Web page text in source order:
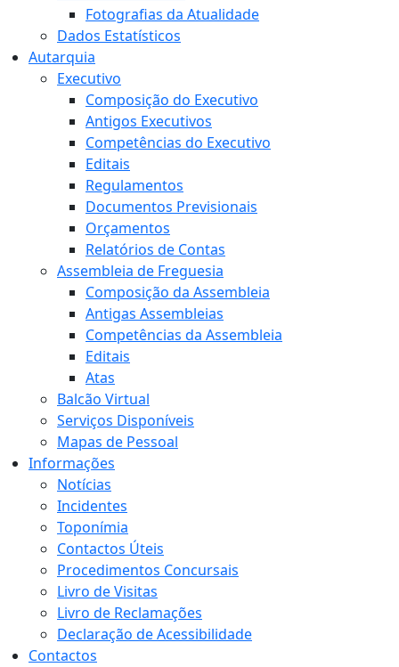
Fotografias da Atualidade
Dados Estatísticos
Autarquia
Executivo
Composição do Executivo
Antigos Executivos
Competências do Executivo
Editais
Regulamentos
Documentos Previsionais
Orçamentos
Relatórios de Contas
Assembleia de Freguesia
Composição da Assembleia
Antigas Assembleias
Competências da Assembleia
Editais
Atas
Balcão Virtual
Serviços Disponíveis
Mapas de Pessoal
Informações
Notícias
Incidentes
Toponímia
Contactos Úteis
Procedimentos Concursais
Livro de Visitas
Livro de Reclamações
Declaração de Acessibilidade
Contactos